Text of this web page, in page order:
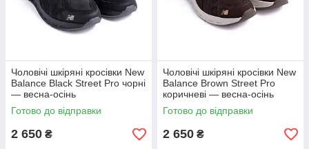
Чоловічі шкіряні кросівки New
Balance Black Street Pro чорні
— весна-осінь
Готово до відправки
2 650 ₴
Чоловічі шкіряні кросівки New
Balance Brown Street Pro
коричневі — весна-осінь
Готово до відправки
2 650 ₴